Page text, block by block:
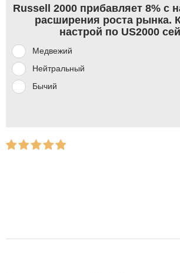
Russell 2000 прибавляет 8% с
расширения роста рынка.
настрой по US2000
Медвежий
Нейтральный
Бычий